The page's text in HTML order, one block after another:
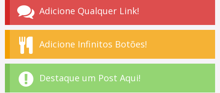
Adicione Qualquer Link!
Adicione Infinitos Botões!
Destaque um Post Aqui!